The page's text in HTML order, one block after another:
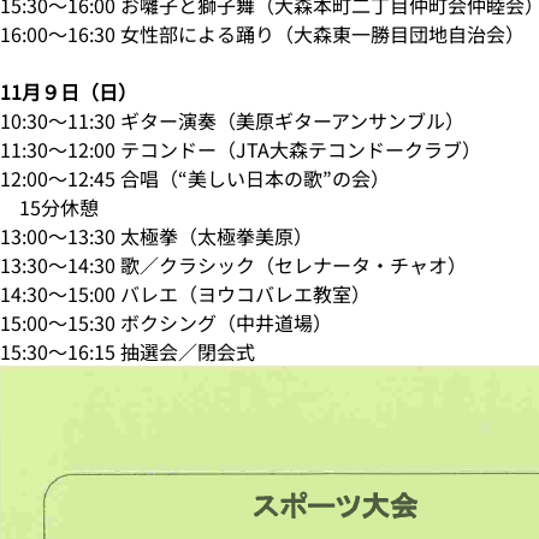
16:00～16:30 女性部による踊り（大森東一勝目団地自治会）
11月９日（日）
10:30～11:30 ギター演奏（美原ギターアンサンブル）
11:30～12:00 テコンドー（JTA大森テコンドークラブ）
12:00～12:45 合唱（“美しい日本の歌”の会）
15分休憩
13:00～13:30 太極拳（太極拳美原）
13:30～14:30 歌／クラシック（セレナータ・チャオ）
14:30～15:00 バレエ（ヨウコバレエ教室）
15:00～15:30 ボクシング（中井道場）
15:30～16:15 抽選会／閉会式